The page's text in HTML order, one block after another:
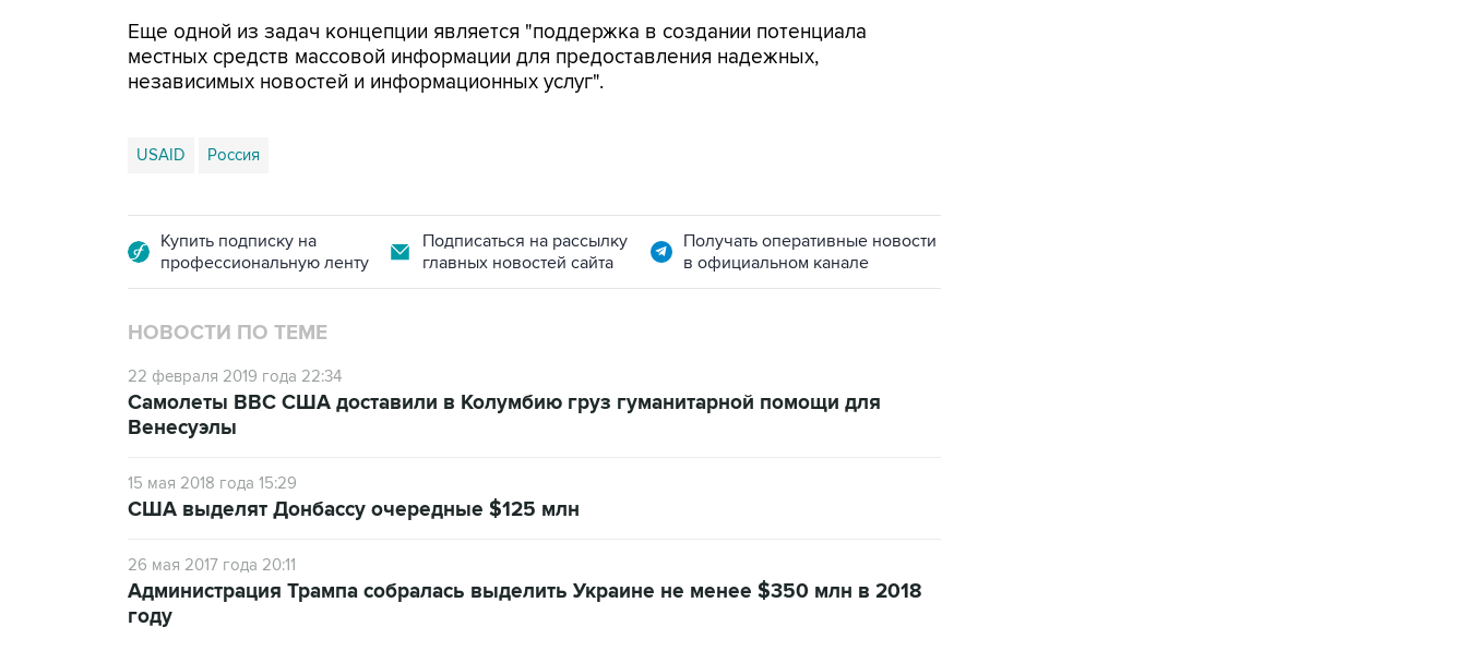
Еще одной из задач концепции является "поддержка в создании потенциала
местных средств массовой информации для предоставления надежных,
независимых новостей и информационных услуг".
USAID Россия
Купить подписку на
профессиональную ленту
Подписаться на рассылку
главных новостей сайта
Получать оперативные новости
в официальном канале
НОВОСТИ ПО ТЕМЕ
22 февраля 2019 года 22:34
Самолеты ВВС США доставили в Колумбию груз гуманитарной помощи для
Венесуэлы
15 мая 2018 года 15:29
США выделят Донбассу очередные $125 млн
26 мая 2017 года 20:11
Администрация Трампа собралась выделить Украине не менее $350 млн в 2018
году